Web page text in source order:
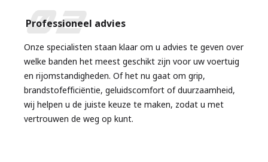
02
Professioneel advies
Onze specialisten staan klaar om u advies te geven over
welke banden het meest geschikt zijn voor uw voertuig
en rijomstandigheden. Of het nu gaat om grip,
brandstofefficiëntie, geluidscomfort of duurzaamheid,
wij helpen u de juiste keuze te maken, zodat u met
vertrouwen de weg op kunt.